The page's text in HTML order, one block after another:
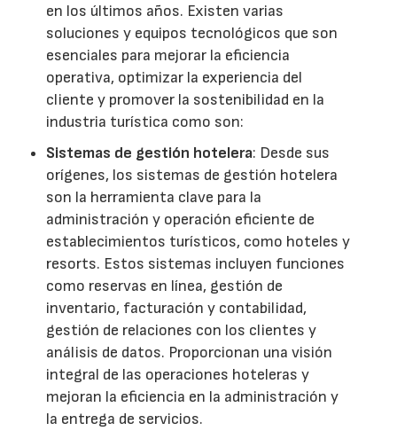
en los últimos años. Existen varias
soluciones y equipos tecnológicos que son
esenciales para mejorar la eficiencia
operativa, optimizar la experiencia del
cliente y promover la sostenibilidad en la
industria turística como son:
Sistemas de gestión hotelera: Desde sus
orígenes, los sistemas de gestión hotelera
son la herramienta clave para la
administración y operación eficiente de
establecimientos turísticos, como hoteles y
resorts. Estos sistemas incluyen funciones
como reservas en línea, gestión de
inventario, facturación y contabilidad,
gestión de relaciones con los clientes y
análisis de datos. Proporcionan una visión
integral de las operaciones hoteleras y
mejoran la eficiencia en la administración y
la entrega de servicios.